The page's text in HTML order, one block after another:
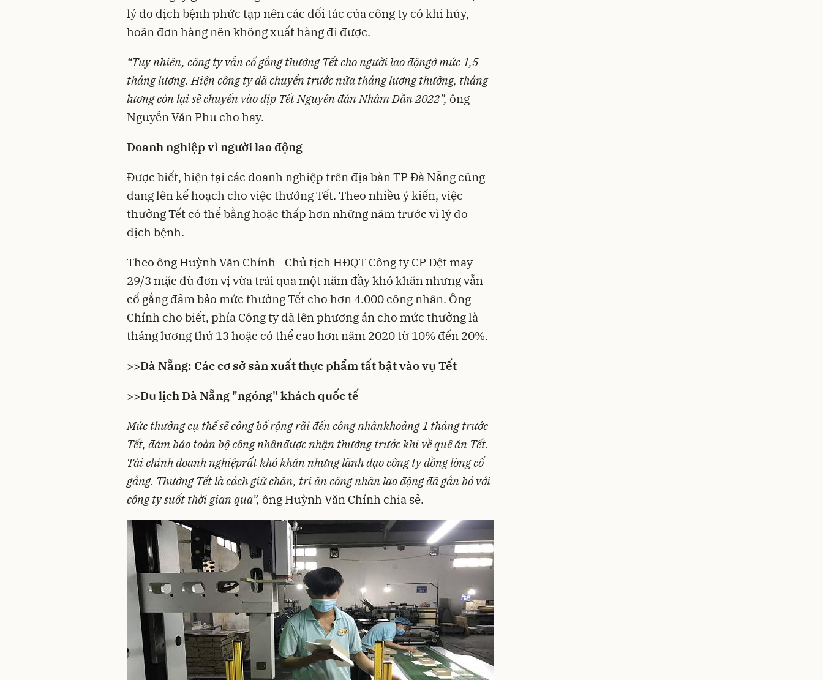
lý do dịch bệnh phức tạp nên các đối tác của công ty có khi hủy,
hoãn đơn hàng nên không xuất hàng đi được.
“Tuy nhiên, công ty vẫn cố gắng thưởng Tết cho người lao độngở mức 1,5
tháng lương. Hiện công ty đã chuyển trước nửa tháng lương thưởng, tháng
lương còn lại sẽ chuyển vào dịp Tết Nguyên đán Nhâm Dần 2022”, ông
Nguyễn Văn Phu cho hay.
Doanh nghiệp vì người lao động
Được biết, hiện tại các doanh nghiệp trên địa bàn TP Đà Nẵng cũng
đang lên kế hoạch cho việc thưởng Tết. Theo nhiều ý kiến, việc
thưởng Tết có thể bằng hoặc thấp hơn những năm trước vì lý do
dịch bệnh.
Theo ông Huỳnh Văn Chính - Chủ tịch HĐQT Công ty CP Dệt may
29/3 mặc dù đơn vị vừa trải qua một năm đầy khó khăn nhưng vẫn
cố gắng đảm bảo mức thưởng Tết cho hơn 4.000 công nhân. Ông
Chính cho biết, phía Công ty đã lên phương án cho mức thưởng là
tháng lương thứ 13 hoặc có thể cao hơn năm 2020 từ 10% đến 20%.
>>Đà Nẵng: Các cơ sở sản xuất thực phẩm tất bật vào vụ Tết
>>Du lịch Đà Nẵng "ngóng" khách quốc tế
Mức thưởng cụ thể sẽ công bố rộng rãi đếncông nhânkhoảng 1 tháng trước
Tết, đảm bảo toàn bộcông nhânđược nhận thưởng trước khi về quê ăn Tết.
Tài chínhdoanh nghiệprất khó khăn nhưng lãnh đạo công ty đồng lòng cố
gắng. Thưởng Tết là cách giữ chân, tri ân công nhân lao động đã gắn bó với
công ty suốt thời gian qua”, ông Huỳnh Văn Chính chia sẻ.